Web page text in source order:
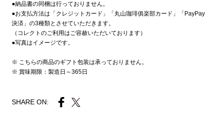
●納品書の同梱は行っておりません。
●お支払方法は「クレジットカード」「丸山珈琲俱楽部カード」「PayPay
決済」の3種類とさせていただきます。
（コレクトのご利用はご容赦いただいております）
●写真はイメージです。
※ こちらの商品のギフト包装は承っておりません。
※ 賞味期限：製造日～365日
SHARE ON: